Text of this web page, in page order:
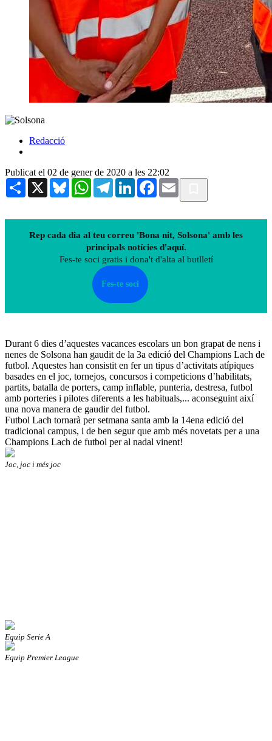
Redacció
Publicat el 02 de gener de 2020 a les 22:02
Share X BlueskyWhatsAppTelegramLinkedInFacebook
Email
Rep cada dia al teu correu 'Bona nit, Solsona' amb les
principals notícies d'aquí.
Fes-te soci gratis i dona't d'alta al butlletí
Fes-te soci
Durant 6 dies d’aquestes vacances escolars un bon grapat de nens i
nenes de Solsona han gaudit de la 3a edició del Champions Lach de
futbol. Aquestes han consistit en fer un tipus d’activitats atípiques
basades en el joc, tornejos, concursos i competicions d’habilitats,
partits, batalla de porters, camp inflable, punteria, destresa, futbol
amb porteries i pilotes diferents a les habituals,... aconseguint així
una nova manera de gaudir del futbol.
Futbol Lach tornarà per setmana santa amb la 14ena edició del
tradicional campus, i de ben segur que amb més novetats per a una
Champions Lach de futbol per al nadal vinent!
Joc, joc i més joc
Equip Serie A
Equip Premier League